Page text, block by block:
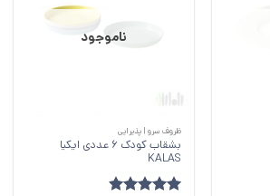
ناموجود
ظروف سرو | پذیرایی
بشقاب کودک 6 عددی ایکیا
KALAS